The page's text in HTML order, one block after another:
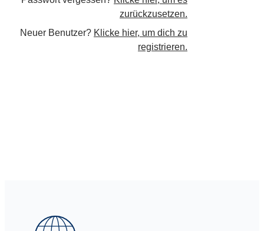
zurückzusetzen.
Neuer Benutzer? Klicke hier, um dich zu
registrieren.